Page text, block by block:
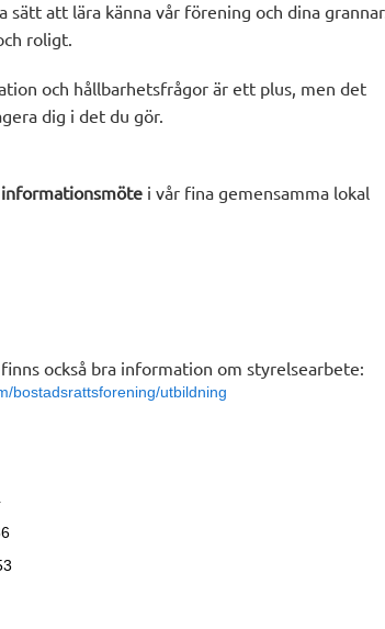
att lära känna vår förening och dina
roligt.
och hållbarhetsfrågor är ett plus, men det
dig i det du gör.
informationsmöte i vår fina gemensamma lokal
också bra information om styrelsearbete:
bostadsrattsforening/utbildning